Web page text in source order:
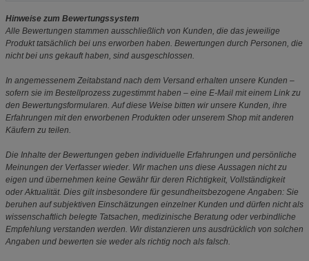
Hinweise zum Bewertungssystem
Alle Bewertungen stammen ausschließlich von Kunden, die das jeweilige
Produkt tatsächlich bei uns erworben haben. Bewertungen durch Personen, die
nicht bei uns gekauft haben, sind ausgeschlossen.
In angemessenem Zeitabstand nach dem Versand erhalten unsere Kunden –
sofern sie im Bestellprozess zugestimmt haben – eine E-Mail mit einem Link zu
den Bewertungsformularen. Auf diese Weise bitten wir unsere Kunden, ihre
Erfahrungen mit den erworbenen Produkten oder unserem Shop mit anderen
Käufern zu teilen.
Die Inhalte der Bewertungen geben individuelle Erfahrungen und persönliche
Meinungen der Verfasser wieder. Wir machen uns diese Aussagen nicht zu
eigen und übernehmen keine Gewähr für deren Richtigkeit, Vollständigkeit
oder Aktualität. Dies gilt insbesondere für gesundheitsbezogene Angaben: Sie
beruhen auf subjektiven Einschätzungen einzelner Kunden und dürfen nicht als
wissenschaftlich belegte Tatsachen, medizinische Beratung oder verbindliche
Empfehlung verstanden werden. Wir distanzieren uns ausdrücklich von solchen
Angaben und bewerten sie weder als richtig noch als falsch.